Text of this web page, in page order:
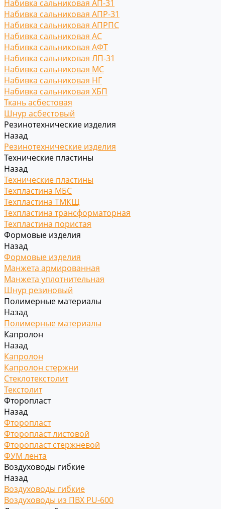
Набивка сальниковая АП-31
Набивка сальниковая АПР-31
Набивка сальниковая АПРПС
Набивка сальниковая АС
Набивка сальниковая АФТ
Набивка сальниковая ЛП-31
Набивка сальниковая МС
Набивка сальниковая НГ
Набивка сальниковая ХБП
Ткань асбестовая
Шнур асбестовый
Резинотехнические изделия
Назад
Резинотехнические изделия
Технические пластины
Назад
Технические пластины
Техпластина МБС
Техпластина ТМКЩ
Техпластина трансформаторная
Техпластина пористая
Формовые изделия
Назад
Формовые изделия
Манжета армированная
Манжета уплотнительная
Шнур резиновый
Полимерные материалы
Назад
Полимерные материалы
Капролон
Назад
Капролон
Капролон стержни
Стеклотекстолит
Текстолит
Фторопласт
Назад
Фторопласт
Фторопласт листовой
Фторопласт стержневой
ФУМ лента
Воздуховоды гибкие
Назад
Воздуховоды гибкие
Воздуховоды из ПВХ PU-600